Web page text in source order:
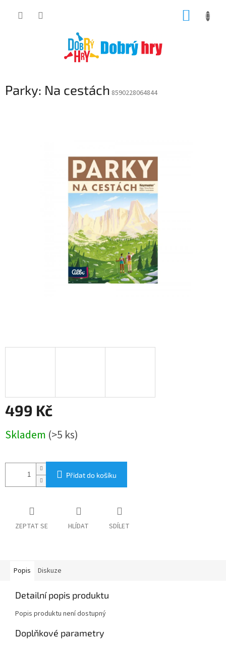
Parky: Na cestách 8590228064844
499 Kč
cena:
Skladem (>5 ks)
Přidat do košíku
ZEPTAT SE HLÍDAT SDÍLET
Popis Diskuze
Detailní popis produktu
Popis produktu není dostupný
Doplňkové parametry